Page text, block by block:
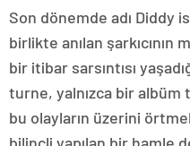
Son dönemde adı Diddy
birlikte anılan
bir itibar sarsıntısı
turne, yalnızca bir albüm
bu olayların üzerini